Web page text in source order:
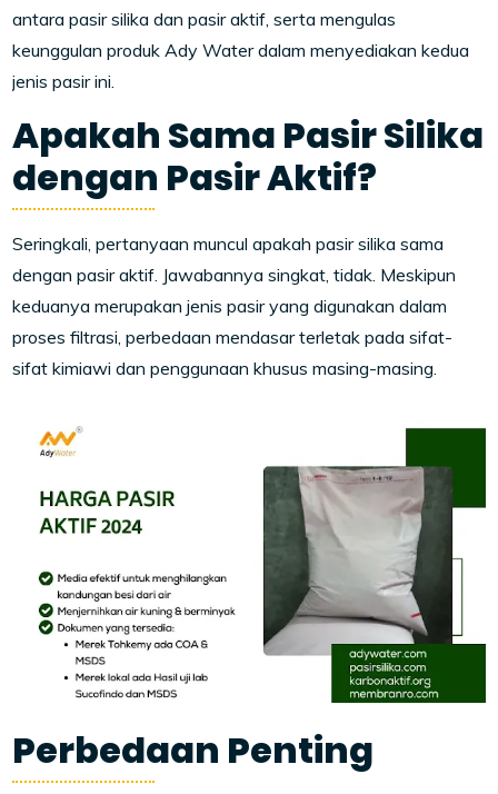
antara pasir silika dan pasir aktif, serta mengulas
keunggulan produk Ady Water dalam menyediakan kedua
jenis pasir ini.
Apakah Sama Pasir Silika
dengan Pasir Aktif?
Seringkali, pertanyaan muncul apakah pasir silika sama
dengan pasir aktif. Jawabannya singkat, tidak. Meskipun
keduanya merupakan jenis pasir yang digunakan dalam
proses filtrasi, perbedaan mendasar terletak pada sifat-
sifat kimiawi dan penggunaan khusus masing-masing.
Perbedaan Penting